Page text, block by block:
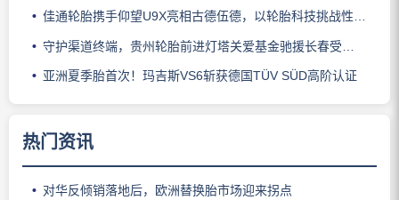
佳通轮胎携手仰望U9X亮相古德伍德，以轮胎科技挑战性能边界
守护渠道终端，贵州轮胎前进灯塔关爱基金驰援长春受灾门店
亚洲夏季胎首次！玛吉斯VS6斩获德国TÜV SÜD高阶认证
热门资讯
对华反倾销落地后，欧洲替换胎市场迎来拐点